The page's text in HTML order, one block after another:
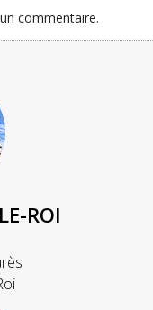
commentaire.
ROI